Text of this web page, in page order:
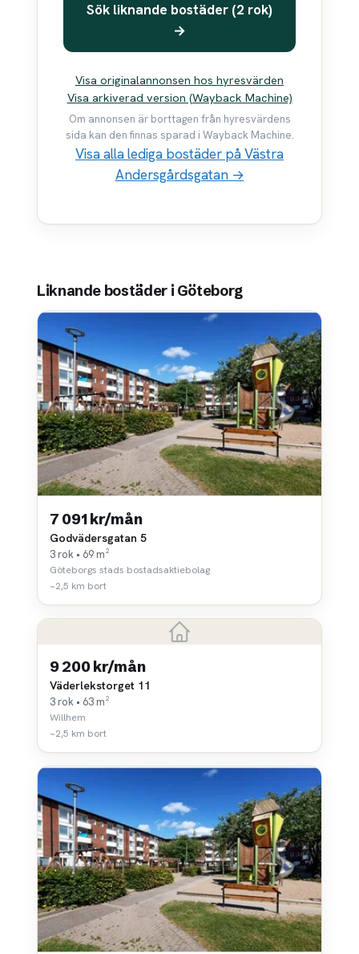
Sök liknande bostäder (2 rok)
→
Visa originalannonsen hos hyresvärden
Visa arkiverad version (Wayback Machine)
Om annonsen är borttagen från hyresvärdens
sida kan den finnas sparad i Wayback Machine.
Visa alla lediga bostäder på Västra
Andersgårdsgatan →
Liknande bostäder i Göteborg
7 091 kr/mån
Godvädersgatan 5
3 rok • 69 m²
Göteborgs stads bostadsaktiebolag
~2,5 km bort
9 200 kr/mån
Väderlekstorget 11
3 rok • 63 m²
Willhem
~2,5 km bort